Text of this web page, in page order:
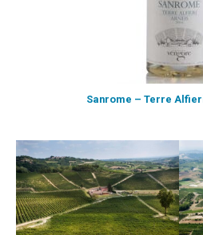
Sanrome – Terre